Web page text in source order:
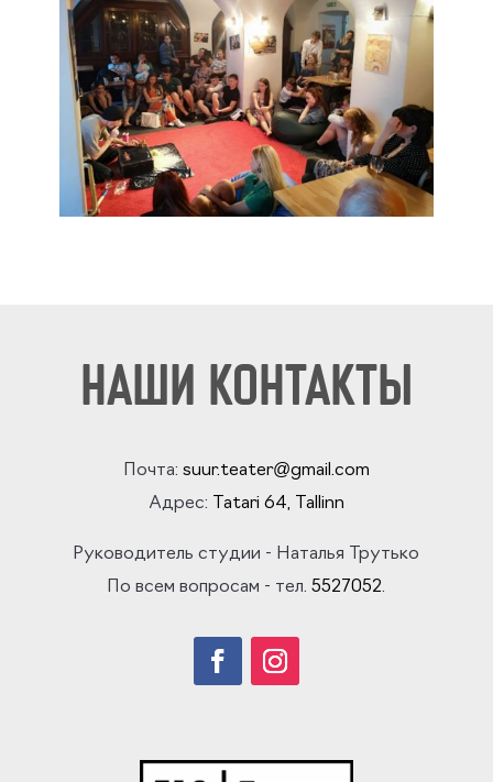
НАШИ КОНТАКТЫ
Почта: suur.teater@gmail.com
Адрес: Tatari 64, Tallinn
Руководитель студии - Наталья Трутько
По всем вопросам - тел.5527052.